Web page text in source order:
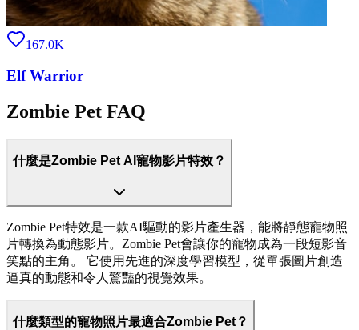
167.0K
Elf Warrior
Zombie Pet FAQ
什麼是Zombie Pet AI寵物影片特效？
Zombie Pet特效是一款AI驅動的影片產生器，能將靜態寵物照
片轉換為動態影片。Zombie Pet會讓你的寵物成為一段短影音
笑點的主角。 它使用先進的深度學習模型，從單張圖片創造
逼真的動態和令人驚豔的視覺效果。
什麼類型的寵物照片最適合Zombie Pet？